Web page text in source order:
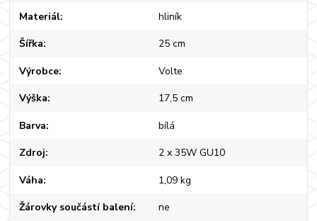
Materiál hliník
Šířka 25 cm
Výrobce Volte
Výška 17,5 cm
Barva bílá
Zdroj 2 x 35W GU10
Váha 1,09 kg
Žárovky součástí balení ne